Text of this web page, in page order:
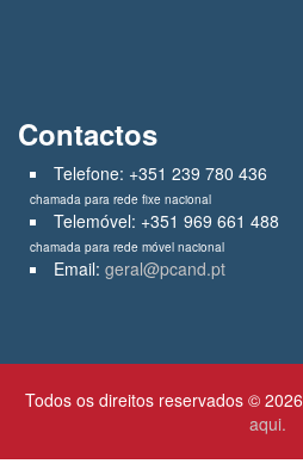
Contactos
Telefone: +351 239 780 436
chamada para rede fixe nacional
Telemóvel: +351 969 661 488
chamada para rede móvel nacional
Email: geral@pcand.pt
Todos os direitos reservados © 2026
aqui.